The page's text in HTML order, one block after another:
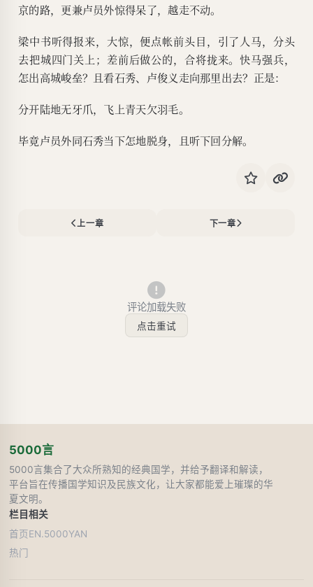
京的路，更兼卢员外惊得呆了，越走不动。
梁中书听得报来，大惊，便点帐前头目，引了人马，分头
去把城四门关上；差前后做公的，合将拢来。快马强兵，
怎出高城峻垒？且看石秀、卢俊义走向那里出去？正是：
分开陆地无牙爪，飞上青天欠羽毛。
毕竟卢员外同石秀当下怎地脱身，且听下回分解。
上一章 下一章
评论加载失败
点击重试
5000言
5000言集合了大众所熟知的经典国学，并给予翻译和解读，
平台旨在传播国学知识及民族文化，让大家都能爱上璀璨的华
夏文明。
栏目
首页
热门
相关
EN.5000YAN